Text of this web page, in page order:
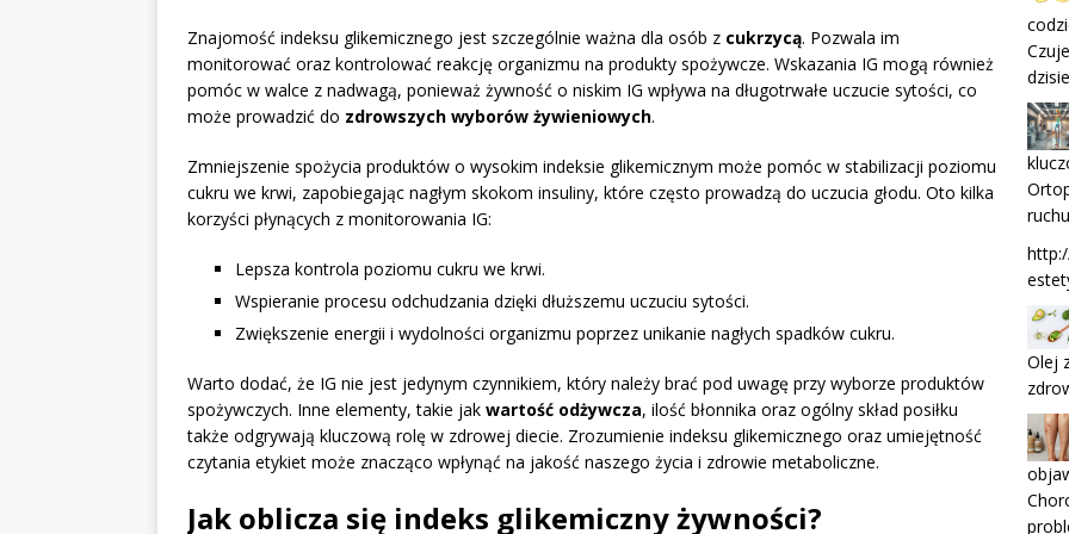
Znajomość indeksu glikemicznego jest szczególnie ważna dla osób z cukrzycą. Pozwala im
monitorować oraz kontrolować reakcję organizmu na produkty spożywcze. Wskazania IG mogą również
pomóc w walce z nadwagą, ponieważ żywność o niskim IG wpływa na długotrwałe uczucie sytości, co
może prowadzić do zdrowszych wyborów żywieniowych.
Zmniejszenie spożycia produktów o wysokim indeksie glikemicznym może pomóc w stabilizacji poziomu
cukru we krwi, zapobiegając nagłym skokom insuliny, które często prowadzą do uczucia głodu. Oto kilka
korzyści płynących z monitorowania IG:
Lepsza kontrola poziomu cukru we krwi.
Wspieranie procesu odchudzania dzięki dłuższemu uczuciu sytości.
Zwiększenie energii i wydolności organizmu poprzez unikanie nagłych spadków cukru.
Warto dodać, że IG nie jest jedynym czynnikiem, który należy brać pod uwagę przy wyborze produktów
spożywczych. Inne elementy, takie jak wartość odżywcza, ilość błonnika oraz ogólny skład posiłku
także odgrywają kluczową rolę w zdrowej diecie. Zrozumienie indeksu glikemicznego oraz umiejętność
czytania etykiet może znacząco wpłynąć na jakość naszego życia i zdrowie metaboliczne.
Jak oblicza się indeks glikemiczny żywności?
Olej